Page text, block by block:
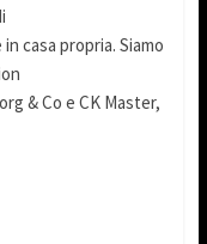
casa propria. Siamo
& Co e CK Master,